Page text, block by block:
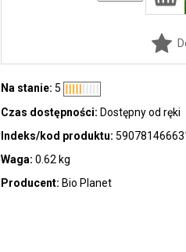
Na stanie: 5
Czas dostępności: Dostępny od ręki
Indeks/kod produktu:
Waga: 0.62 kg
Producent: Bio Planet